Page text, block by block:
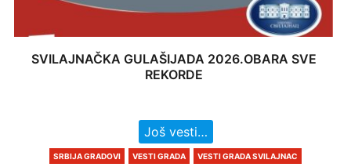
SVILAJNAČKA GULAŠIJADA 2026.OBARA SVE
REKORDE
Još vesti…
SRBIJA GRADOVI VESTI GRADA VESTI GRADA SVILAJNAC